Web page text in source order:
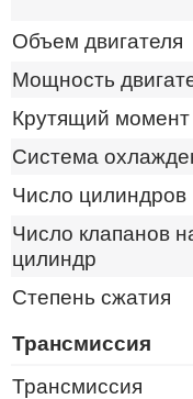
Объем двигателя
Мощность
Крутящий момент
Система
Число цилиндров
Число клапанов
цилиндр
Степень сжатия
Трансмиссия
Трансмиссия